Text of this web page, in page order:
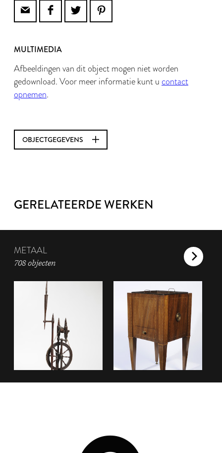
MULTIMEDIA
Afbeeldingen van dit object mogen niet worden
gedownload. Voor meer informatie kunt u contact
opnemen.
OBJECTGEGEVENS
GERELATEERDE WERKEN
METAAL
708 objecten